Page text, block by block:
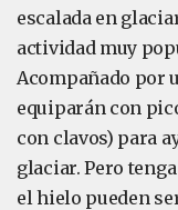
escalada en
actividad muy
Acompañado por
equiparán con
con clavos) para
glaciar. Pero
el hielo pueden